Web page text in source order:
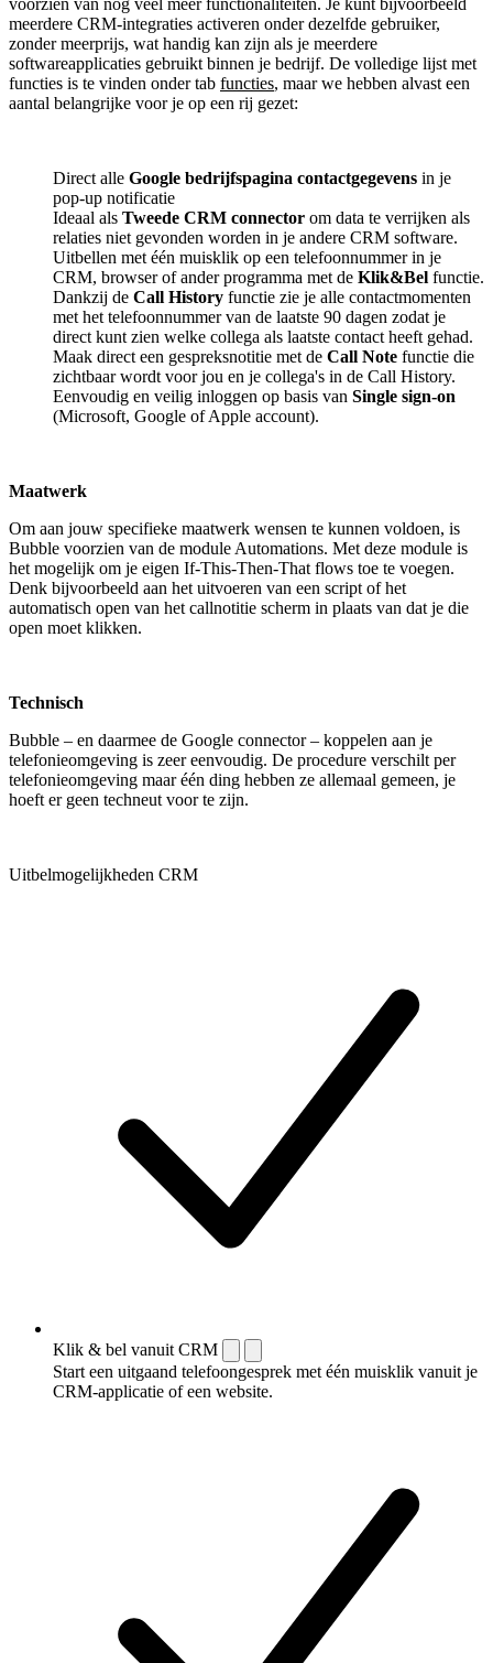
meerdere CRM-integraties activeren onder dezelfde gebruiker,
zonder meerprijs, wat handig kan zijn als je meerdere
softwareapplicaties gebruikt binnen je bedrijf. De volledige lijst met
functies is te vinden onder tab functies, maar we hebben alvast een
aantal belangrijke voor je op een rij gezet:
Direct alle Google bedrijfspagina contactgegevens in je
pop-up notificatie
Ideaal als Tweede CRM connector om data te verrijken als
relaties niet gevonden worden in je andere CRM software.
Uitbellen met één muisklik op een telefoonnummer in je
CRM, browser of ander programma met de Klik&Bel functie.
Dankzij de Call History functie zie je alle contactmomenten
met het telefoonnummer van de laatste 90 dagen zodat je
direct kunt zien welke collega als laatste contact heeft gehad.
Maak direct een gespreksnotitie met de Call Note functie die
zichtbaar wordt voor jou en je collega's in de Call History.
Eenvoudig en veilig inloggen op basis van Single sign-on
(Microsoft, Google of Apple account).
Maatwerk
Om aan jouw specifieke maatwerk wensen te kunnen voldoen, is
Bubble voorzien van de module Automations. Met deze module is
het mogelijk om je eigen If-This-Then-That flows toe te voegen.
Denk bijvoorbeeld aan het uitvoeren van een script of het
automatisch open van het callnotitie scherm in plaats van dat je die
open moet klikken.
Technisch
Bubble – en daarmee de Google connector – koppelen aan je
telefonieomgeving is zeer eenvoudig. De procedure verschilt per
telefonieomgeving maar één ding hebben ze allemaal gemeen, je
hoeft er geen techneut voor te zijn.
Uitbelmogelijkheden CRM
Klik & bel vanuit CRM
Start een uitgaand telefoongesprek met één muisklik vanuit je
CRM-applicatie of een website.